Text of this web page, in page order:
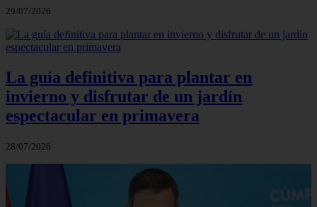
29/07/2026
La guía definitiva para plantar en
invierno y disfrutar de un jardín
espectacular en primavera
28/07/2026